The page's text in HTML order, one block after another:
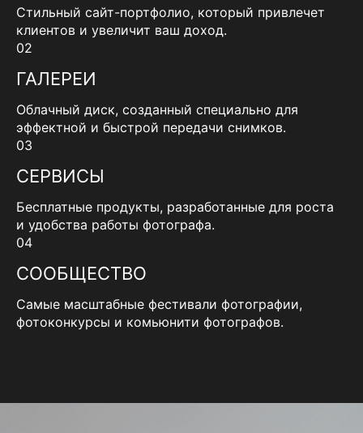
Стильный сайт-портфолио, который привлечет
клиентов и увеличит ваш доход.
02
ГАЛЕРЕИ
Облачный диск, созданный специально для
эффектной и быстрой передачи снимков.
03
СЕРВИСЫ
Бесплатные продукты, разработанные для роста
и удобства работы фотографа.
04
СООБЩЕСТВО
Самые масштабные фестивали фотографии,
фотоконкурсы и комьюнити фотографов.